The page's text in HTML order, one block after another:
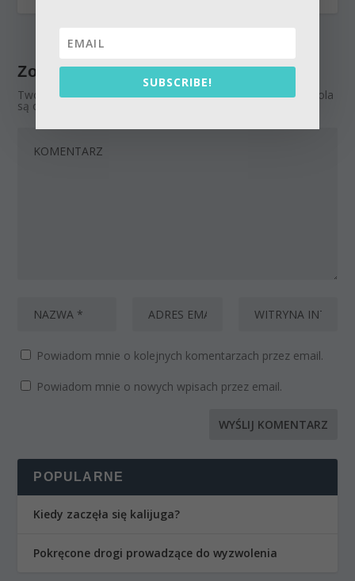
Zostaw odpowiedź
Twój adres email nie zostanie opublikowany. Wymagane pola
są oznaczone
Powiadom mnie o kolejnych komentarzach przez email.
Powiadom mnie o nowych wpisach przez email.
POPULARNE
Kiedy zaczęła się kalijuga?
Pokręcone drogi prowadzące do wyzwolenia
SUBSCRIBE!